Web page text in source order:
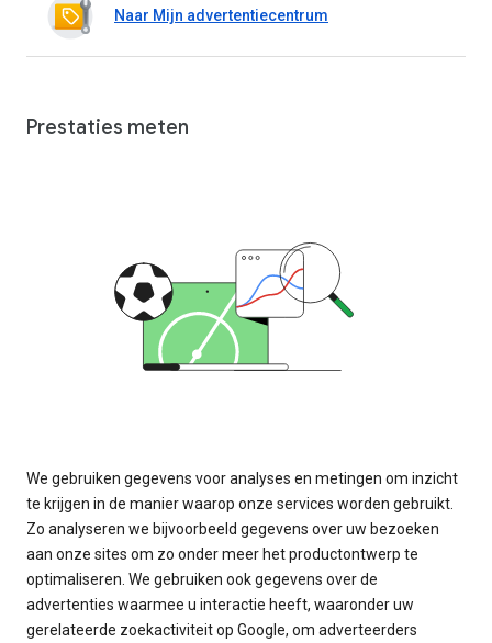
Naar Mijn advertentiecentrum
Prestaties meten
We gebruiken gegevens voor analyses en metingen om inzicht
te krijgen in de manier waarop onze services worden gebruikt.
Zo analyseren we bijvoorbeeld gegevens over uw bezoeken
aan onze sites om zo onder meer het productontwerp te
optimaliseren. We gebruiken ook gegevens over de
advertenties waarmee u interactie heeft, waaronder uw
gerelateerde zoekactiviteit op Google, om adverteerders